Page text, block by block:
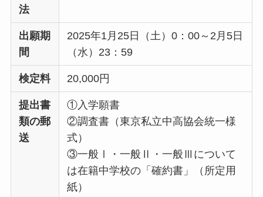
法
出願期
間
2025年1月25日（土）0：00～2月5日
（水）23：59
検定料 20,000円
提出書
類の郵
送
①入学願書
②調査書（東京私立中高協会統一様
式）
③一般Ⅰ・一般Ⅱ・一般Ⅲについて
は在籍中学校の「確約書」（所定用
紙）